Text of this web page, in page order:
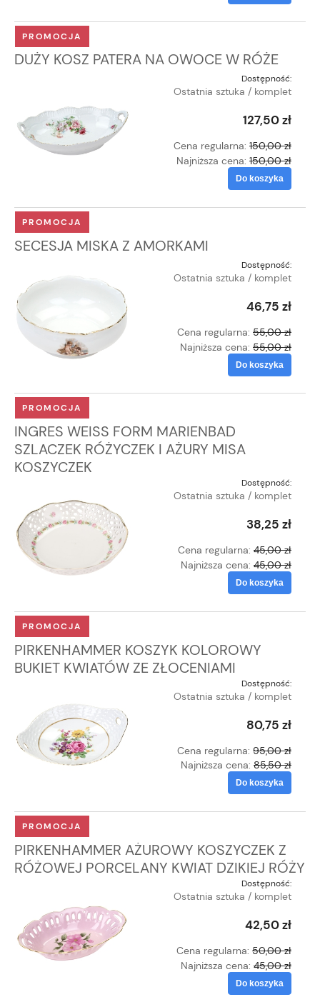
DUŻY KOSZ PATERA NA OWOCE W RÓŻE
Dostępność:
Ostatnia sztuka / komplet
127,50 zł
Cena regularna: 150,00 zł
Najniższa cena: 150,00 zł
Do koszyka
PROMOCJA
SECESJA MISKA Z AMORKAMI
Dostępność:
Ostatnia sztuka / komplet
46,75 zł
Cena regularna: 55,00 zł
Najniższa cena: 55,00 zł
Do koszyka
PROMOCJA
INGRES WEISS FORM MARIENBAD
SZLACZEK RÓŻYCZEK I AŻURY MISA
KOSZYCZEK
Dostępność:
Ostatnia sztuka / komplet
38,25 zł
Cena regularna: 45,00 zł
Najniższa cena: 45,00 zł
Do koszyka
PROMOCJA
PIRKENHAMMER KOSZYK KOLOROWY
BUKIET KWIATÓW ZE ZŁOCENIAMI
Dostępność:
Ostatnia sztuka / komplet
80,75 zł
Cena regularna: 95,00 zł
Najniższa cena: 85,50 zł
Do koszyka
PROMOCJA
PIRKENHAMMER AŻUROWY KOSZYCZEK Z
RÓŻOWEJ PORCELANY KWIAT DZIKIEJ RÓŻY
Dostępność:
Ostatnia sztuka / komplet
42,50 zł
Cena regularna: 50,00 zł
Najniższa cena: 45,00 zł
Do koszyka
PROMOCJA